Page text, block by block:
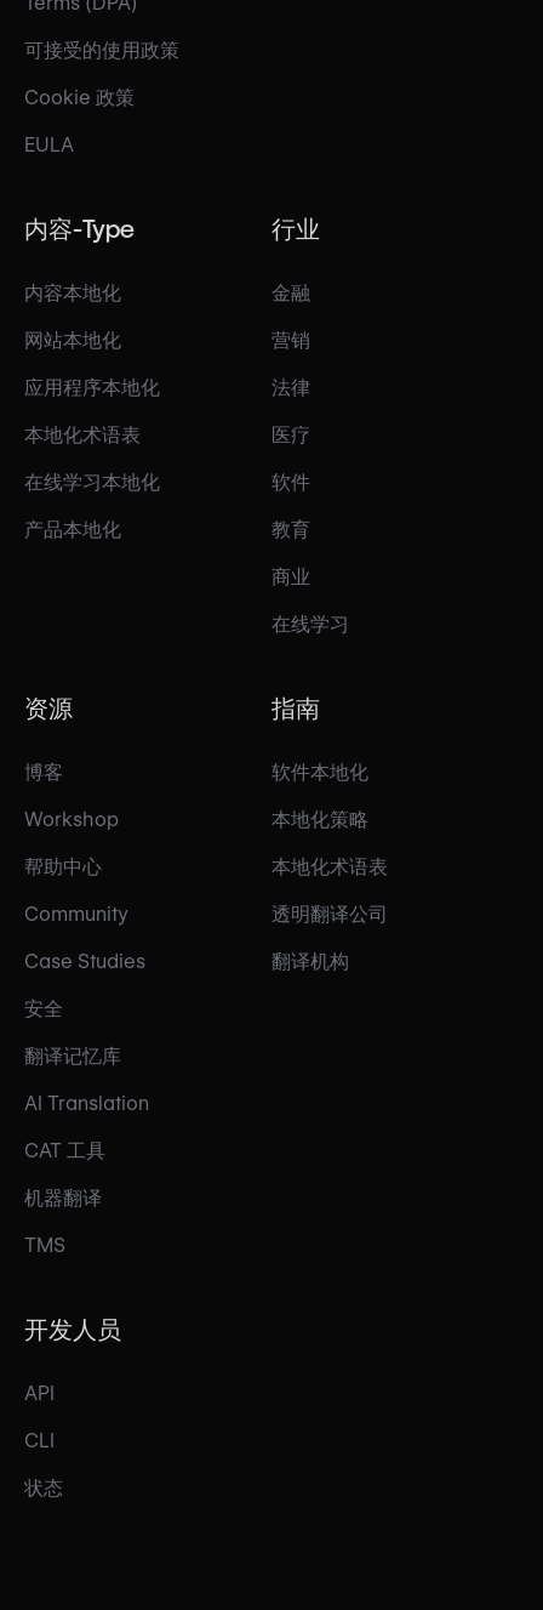
可接受的使用政策
Cookie 政策
EULA
内容-Type
内容本地化
网站本地化
应用程序本地化
本地化术语表
在线学习本地化
产品本地化
行业
金融
营销
法律
医疗
软件
教育
商业
在线学习
资源
博客
Workshop
帮助中心
Community
Case Studies
安全
翻译记忆库
AI Translation
CAT 工具
机器翻译
TMS
指南
软件本地化
本地化策略
本地化术语表
透明翻译公司
翻译机构
开发人员
API
CLI
状态